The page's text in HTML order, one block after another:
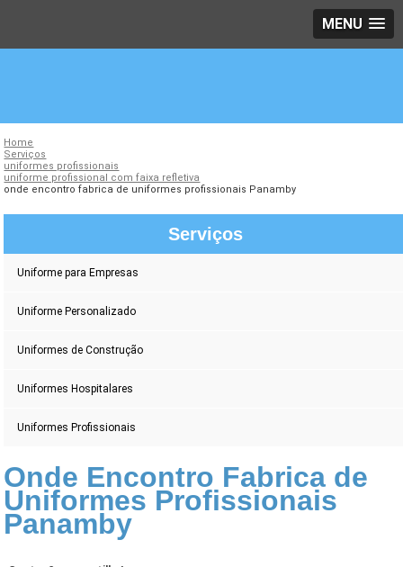
MENU
Home
Serviços
uniformes profissionais
uniforme profissional com faixa refletiva
onde encontro fabrica de uniformes profissionais Panamby
Serviços
Uniforme para Empresas
Uniforme Personalizado
Uniformes de Construção
Uniformes Hospitalares
Uniformes Profissionais
Onde Encontro Fabrica de
Uniformes Profissionais
Panamby